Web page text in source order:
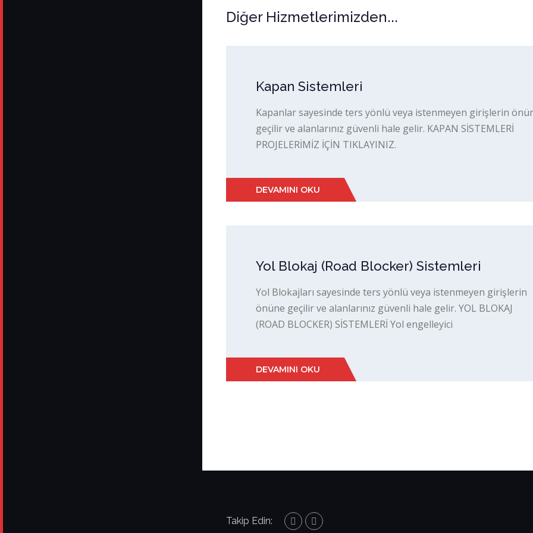
Diğer Hizmetlerimizden...
Kapan Sistemleri
Kapanlar sayesinde ters yönlü veya istenmeyen girişlerin
geçilir ve alanlarınız güvenli hale gelir. KAPAN SİSTEMLERİ
PROJELERİMİZ İÇİN TIKLAYINIZ.
DEVAMINI OKU
Yol Blokaj (Road Blocker) Sistemleri
Yol Blokajları sayesinde ters yönlü veya istenmeyen girişlerin
önüne geçilir ve alanlarınız güvenli hale gelir. YOL BLOKAJ
(ROAD BLOCKER) SİSTEMLERİ Yol engelleyici
DEVAMINI OKU
Takip Edin: